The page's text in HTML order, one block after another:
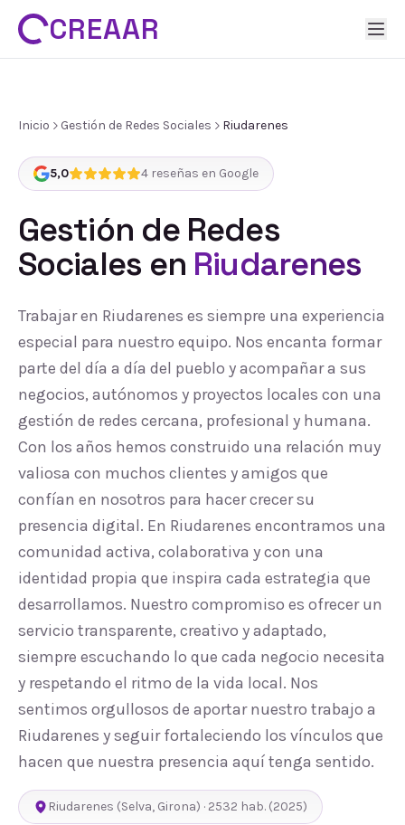
CREAAR
Inicio Gestión de Redes Sociales Riudarenes
5,0 4 reseñas en Google
Gestión de Redes
Sociales en Riudarenes
Trabajar en Riudarenes es siempre una experiencia
especial para nuestro equipo. Nos encanta formar
parte del día a día del pueblo y acompañar a sus
negocios, autónomos y proyectos locales con una
gestión de redes cercana, profesional y humana.
Con los años hemos construido una relación muy
valiosa con muchos clientes y amigos que
confían en nosotros para hacer crecer su
presencia digital. En Riudarenes encontramos una
comunidad activa, colaborativa y con una
identidad propia que inspira cada estrategia que
desarrollamos. Nuestro compromiso es ofrecer un
servicio transparente, creativo y adaptado,
siempre escuchando lo que cada negocio necesita
y respetando el ritmo de la vida local. Nos
sentimos orgullosos de aportar nuestro trabajo a
Riudarenes y seguir fortaleciendo los vínculos que
hacen que nuestra presencia aquí tenga sentido.
Riudarenes (Selva, Girona) · 2532 hab. (2025)